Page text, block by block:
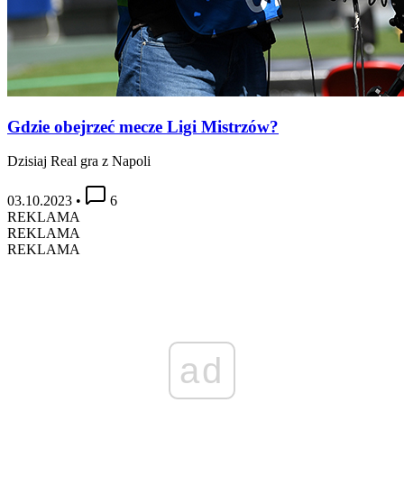
Gdzie obejrzeć mecze Ligi Mistrzów?
Dzisiaj Real gra z Napoli
03.10.2023 •
6
REKLAMA
REKLAMA
REKLAMA
ad